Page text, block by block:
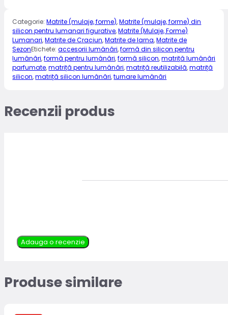
Categorie:Matrite (mulaje, forme),Matrite (mulaje, forme) din
silicon pentru lumanari figurative,Matrite (Mulaje, Forme)
Lumanari,Matrite de Craciun,Matrite de Iarna,Matrite de
SezonEtichete:accesorii lumânări,formă din silicon pentru
lumânări,formă pentru lumânări,formă silicon,matriță lumânări
parfumate,matriță pentru lumânări,matriță reutilizabilă,matriță
silicon,matriță silicon lumânări,turnare lumânări
Recenzii produs
Adauga o recenzie
Produse similare